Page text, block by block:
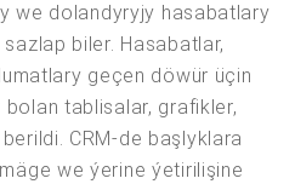
we dolandyryjy hasabatlary
biler. Hasabatlar,
geçen döwür üçin
tablisalar, grafikler,
CRM-de başlyklara
we ýerine ýetirilişine